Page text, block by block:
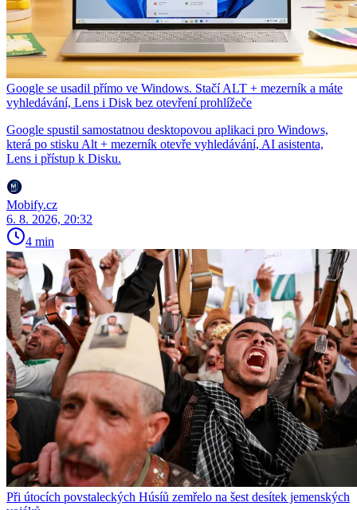
Google se usadil přímo ve Windows. Stačí ALT + mezerník a máte
vyhledávání, Lens i Disk bez otevření prohlížeče
Google spustil samostatnou desktopovou aplikaci pro Windows,
která po stisku Alt + mezerník otevře vyhledávání, AI asistenta,
Lens i přístup k Disku.
Mobify.cz
6. 8. 2026, 20:32
4 min
Při útocích povstaleckých Húsíů zemřelo na šest desítek jemenských